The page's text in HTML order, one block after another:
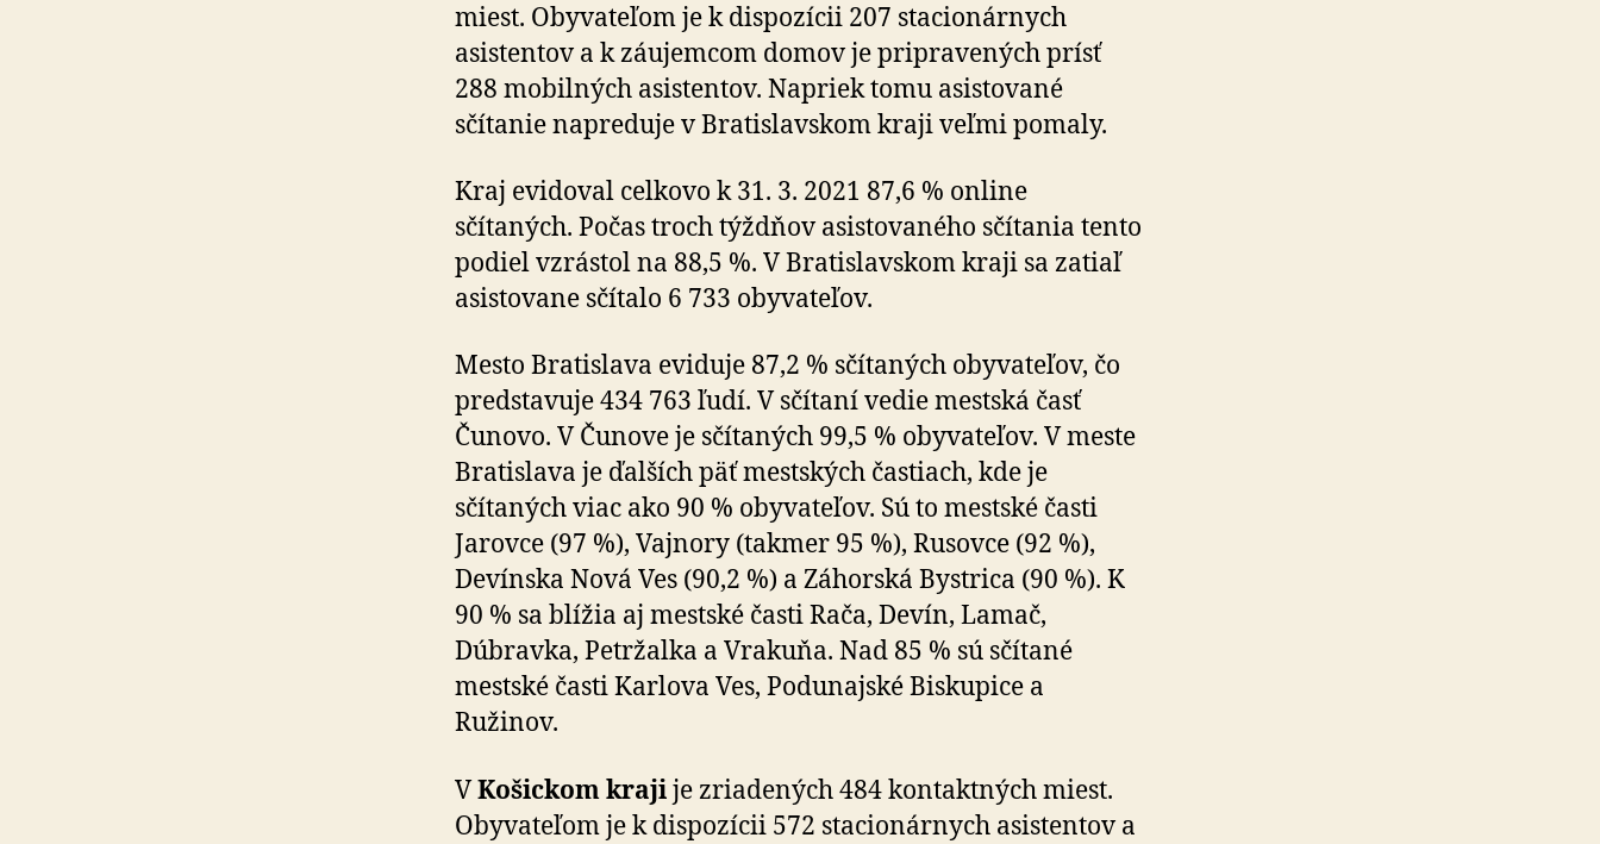
miest. Obyvateľom je k dispozícii 207 stacionárnych
asistentov a k záujemcom domov je pripravených prísť
288 mobilných asistentov. Napriek tomu asistované
sčítanie napreduje v Bratislavskom kraji veľmi pomaly.
Kraj evidoval celkovo k 31. 3. 2021 87,6 % online
sčítaných. Počas troch týždňov asistovaného sčítania tento
podiel vzrástol na 88,5 %. V Bratislavskom kraji sa zatiaľ
asistovane sčítalo 6 733 obyvateľov.
Mesto Bratislava eviduje 87,2 % sčítaných obyvateľov, čo
predstavuje 434 763 ľudí. V sčítaní vedie mestská časť
Čunovo. V Čunove je sčítaných 99,5 % obyvateľov. V meste
Bratislava je ďalších päť mestských častiach, kde je
sčítaných viac ako 90 % obyvateľov. Sú to mestské časti
Jarovce (97 %), Vajnory (takmer 95 %), Rusovce (92 %),
Devínska Nová Ves (90,2 %) a Záhorská Bystrica (90 %). K
90 % sa blížia aj mestské časti Rača, Devín, Lamač,
Dúbravka, Petržalka a Vrakuňa. Nad 85 % sú sčítané
mestské časti Karlova Ves, Podunajské Biskupice a
Ružinov.
VKošickom krajije zriadených 484 kontaktných miest.
Obyvateľom je k dispozícii 572 stacionárnych asistentov a